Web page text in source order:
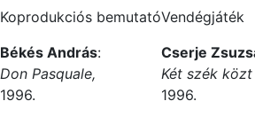
Koprodukciós bemutató
Békés András:
Don Pasquale,
1996.
Vendégjáték
Cserje
Két szék
1996.